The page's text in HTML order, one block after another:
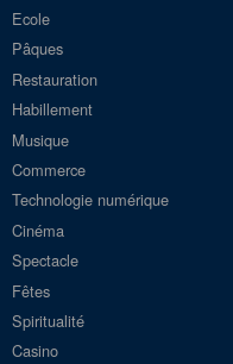
Ecole
Pâques
Restauration
Habillement
Musique
Commerce
Technologie numérique
Cinéma
Spectacle
Fêtes
Spiritualité
Casino